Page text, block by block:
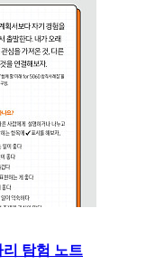
리 탐험 노트